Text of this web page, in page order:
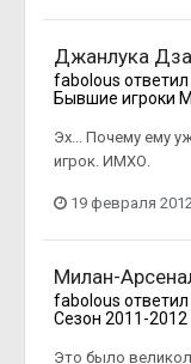
Джанлука
fabolous
Бывшие игроки
Эх... Почему ему
игрок. ИМХО.
19 февраля
Милан-
fabolous
Сезон 2011-2012
Это было